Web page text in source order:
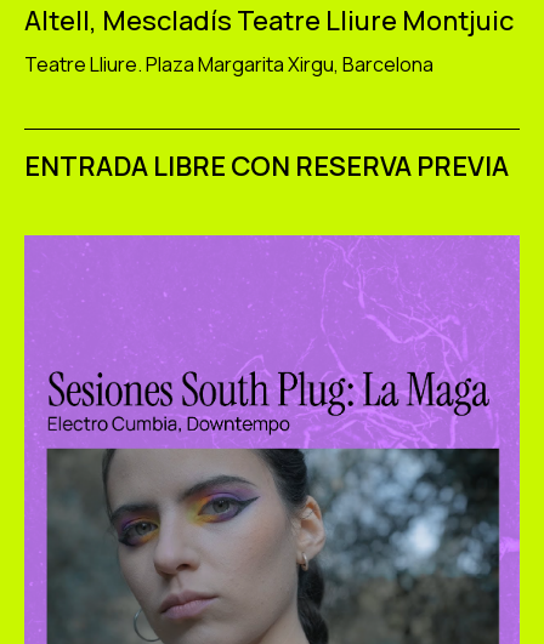
Altell, Mescladís Teatre Lliure Montjuic
Teatre Lliure. Plaza Margarita Xirgu, Barcelona
ENTRADA LIBRE CON RESERVA PREVIA